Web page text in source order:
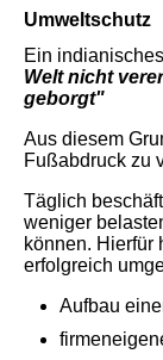
Umweltschutz
Ein
Welt nicht
geborgt"
Aus diesem
Fußabdruck zu
Täglich
weniger
können. Hierfür
erfolgreich
Aufbau